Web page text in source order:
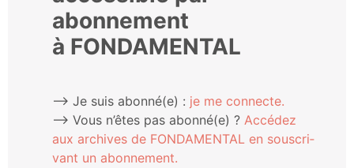
abonnement
à FONDAMENTAL
⟶ Je suis abonné(e) : je me connecte.
⟶ Vous n’êtes pas abonné(e) ? Accé­dez
aux archives de FONDAMENTAL en sous­cri­
vant un abonnement.